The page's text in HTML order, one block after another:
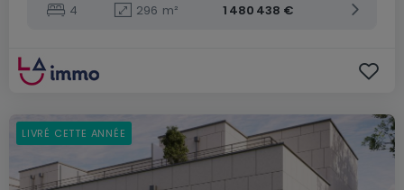
4
296 m² 1 480 438 €
LIVRÉ CETTE ANNÉE